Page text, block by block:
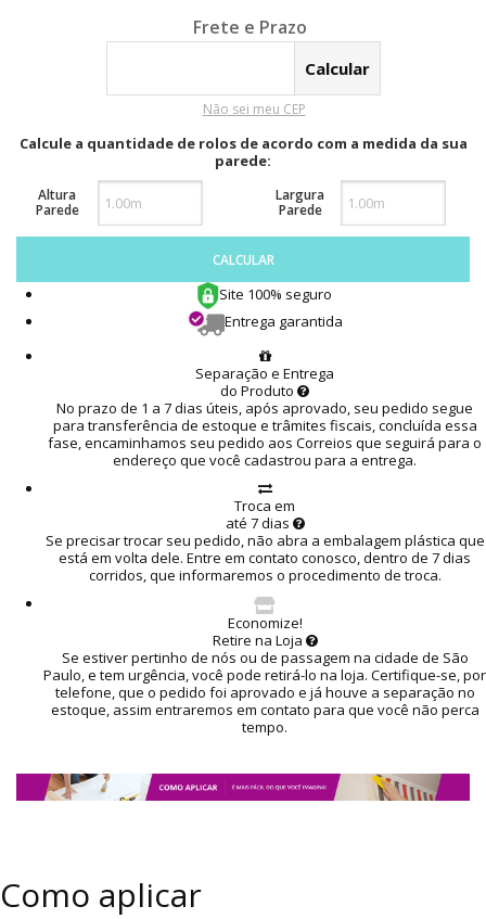
Calcular o Frete
Não sei meu CEP
Calcule a quantidade de rolos de acordo com a medida da sua
parede:
Altura
Parede
Largura
Parede
CALCULAR
Site 100% seguro
Entrega garantida
Separação e Entrega
do Produto
No prazo de 1 a 7 dias úteis, após aprovado, seu pedido segue
para transferência de estoque e trâmites fiscais, concluída essa
fase, encaminhamos seu pedido aos Correios que seguirá para o
endereço que você cadastrou para a entrega.
Troca em
até 7 dias
Se precisar trocar seu pedido, não abra a embalagem plástica que
está em volta dele. Entre em contato conosco, dentro de 7 dias
corridos, que informaremos o procedimento de troca.
Economize!
Retire na Loja
Se estiver pertinho de nós ou de passagem na cidade de São
Paulo, e tem urgência, você pode retirá-lo na loja. Certifique-se, por
telefone, que o pedido foi aprovado e já houve a separação no
estoque, assim entraremos em contato para que você não perca
tempo.
Como aplicar